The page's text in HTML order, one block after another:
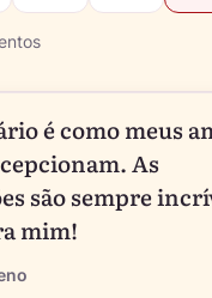
é como meus
As
são sempre
mim!